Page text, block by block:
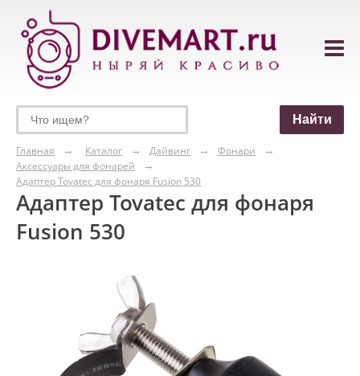
Главная Каталог Дайвинг
Фонари
Аксессуары для фонарей
Адаптер Tovatec для фонаря Fusion 530
Адаптер Tovatec для фонаря
Fusion 530